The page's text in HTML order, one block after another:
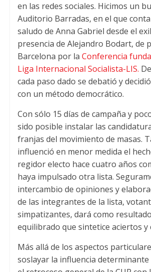
en las redes sociales. Hicimos un
Auditorio Barradas, en el que
saludo de Anna Gabriel desde el
presencia de Alejandro Bodart, de
Barcelona por la Conferencia
Liga Internacional Socialista-LIS.
cada paso dado se debatió y
con un método democrático.
Con sólo 15 días de campaña y
sido posible instalar las
franjas del movimiento de masas.
influenció en menor medida el
regidor electo hace cuatro años
haya impulsado otra lista.
intercambio de opiniones y
de las integrantes de la lista,
simpatizantes, dará como
equilibrado que sintetice aciertos
Más allá de los aspectos
soslayar la influencia